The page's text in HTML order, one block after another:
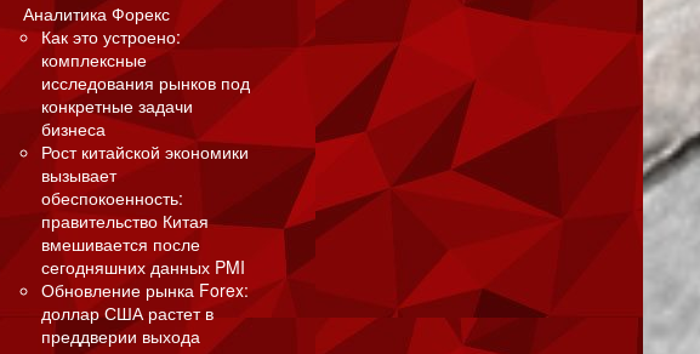
Аналитика Форекс
Как это устроено:
комплексные
исследования рынков под
конкретные задачи
бизнеса
Рост китайской экономики
вызывает
обеспокоенность:
правительство Китая
вмешивается после
сегодняшних данных PMI
Обновление рынка Forex:
доллар США растет в
преддверии выхода